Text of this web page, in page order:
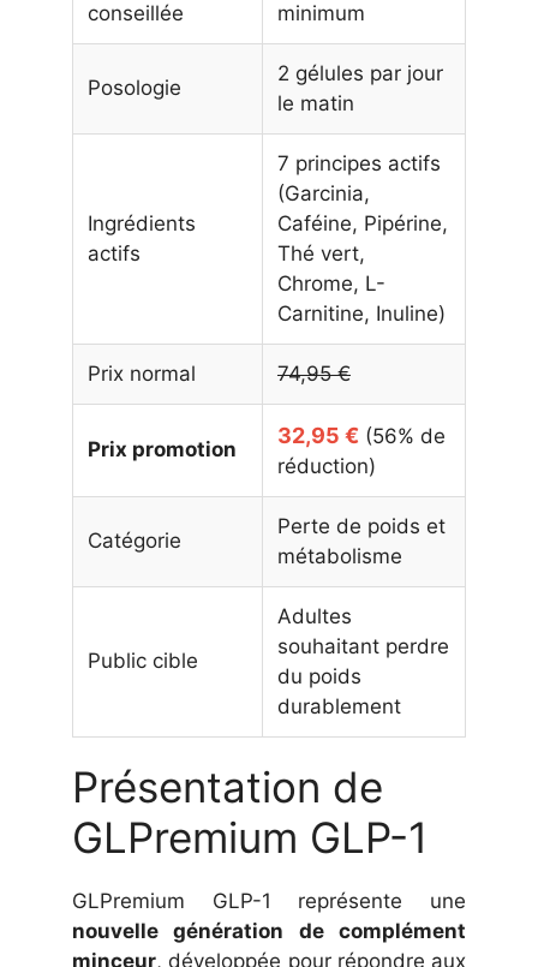
conseillée
minimum
Posologie
2 gélules par jour
le matin
Ingrédients
actifs
7 principes actifs
(Garcinia,
Caféine, Pipérine,
Thé vert,
Chrome, L-
Carnitine, Inuline)
Prix normal 74,95 €
Prix promotion
32,95 € (56% de
réduction)
Catégorie
Perte de poids et
métabolisme
Public cible
Adultes
souhaitant perdre
du poids
durablement
Présentation de
GLPremium GLP-1
GLPremium GLP-1 représente une
nouvelle génération de complément
minceur, développée pour répondre aux